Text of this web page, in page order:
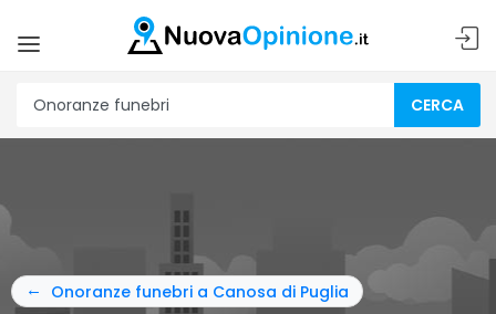
CERCA
Onoranze funebri a Canosa di Puglia